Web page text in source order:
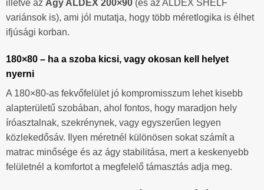
illetve az Ágy ALDEX 200×90 (és az ALDEX SHELF
variánsok is), ami jól mutatja, hogy több méretlogika is élhet
ifjúsági korban.
180×80 – ha a szoba kicsi, vagy okosan kell helyet
nyerni
A 180×80-as fekvőfelület jó kompromisszum lehet kisebb
alapterületű szobában, ahol fontos, hogy maradjon hely
íróasztalnak, szekrénynek, vagy egyszerűen legyen
közlekedősáv. Ilyen méretnél különösen sokat számít a
matrac minősége és az ágy stabilitása, mert a keskenyebb
felületnél a komfortot a megfelelő támasztás adja meg.